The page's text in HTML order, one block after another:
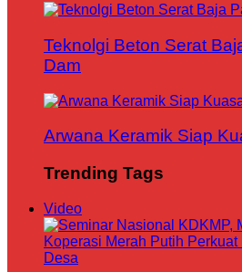
Teknolgi Beton Serat
Dam
Arwana Keramik Siap
Trending Tags
Video